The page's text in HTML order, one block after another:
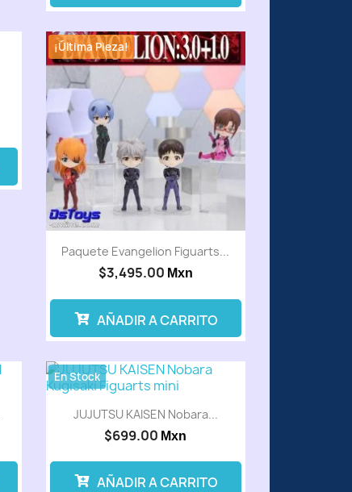
Paquete Evangelion Figuarts...
$3,495.00 Mxn
¡Última Pieza!
AÑADIR A CARRITO
JUJUTSU KAISEN Nobara...
$699.00 Mxn
En Stock
AÑADIR A CARRITO